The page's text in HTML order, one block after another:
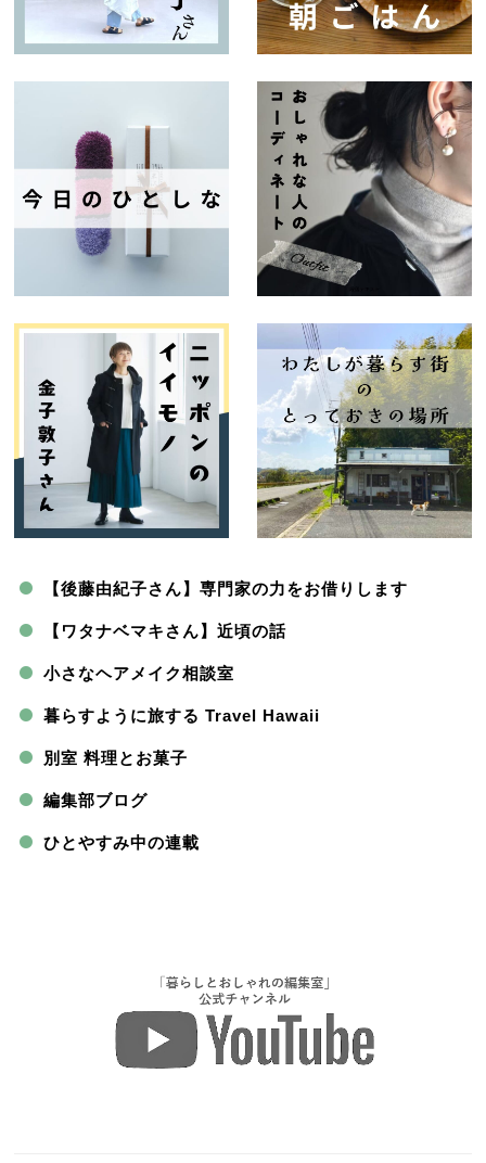
【後藤由紀子さん】専門家の力をお借りします
【ワタナベマキさん】近頃の話
小さなヘアメイク相談室
暮らすように旅する Travel Hawaii
別室 料理とお菓子
編集部ブログ
ひとやすみ中の連載